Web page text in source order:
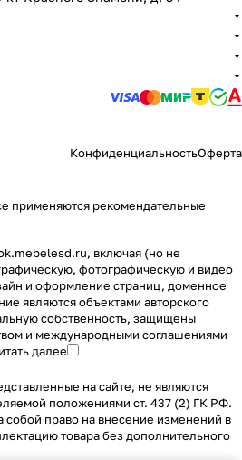
КонфиденциальностьОферта
применяются рекомендательные
включая (но не
фотографическую и видео
и оформление страниц, доменное
являются объектами авторского
собственность, защищены
и международными соглашениями
далее
на сайте, не являются
положениями ст. 437 (2) ГК РФ.
собой право на внесение изменений в
товара без дополнительного